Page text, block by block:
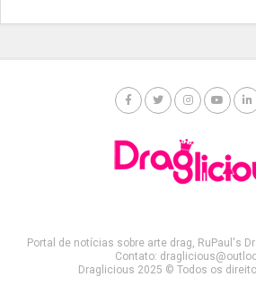
Portal de notícias sobre arte drag, RuPaul's
Contato:
Draglicious 2025 © Todos os